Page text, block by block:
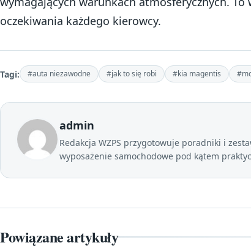
oczekiwania każdego kierowcy.
Tagi: #auta niezawodne #jak to się robi #kia magentis
admin
Redakcja WZPS przygotowuje poradniki i
wyposażenie samochodowe pod kątem
Powiązane artykuły